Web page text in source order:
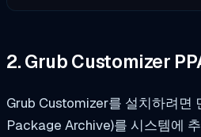
2. Grub Customizer
Grub Customizer를 설치하려면
Package Archive)를 시스템에